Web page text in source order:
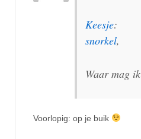
Keesje:
snorkel,
Waar mag
Voorlopig: op je buik